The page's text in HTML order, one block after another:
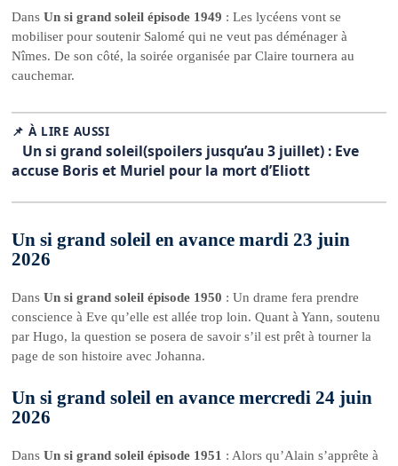
DansUn si grand soleil épisode 1949 : Les lycéens vont se
mobiliser pour soutenir Salomé qui ne veut pas déménager à
Nîmes. De son côté, la soirée organisée par Claire tournera au
cauchemar.
📌 À LIRE AUSSI
Un si grand soleil(spoilers jusqu’au 3 juillet) : Eve
accuse Boris et Muriel pour la mort d’Eliott
Un si grand soleil en avance mardi 23 juin
2026
DansUn si grand soleil épisode 1950 : Un drame fera prendre
conscience à Eve qu’elle est allée trop loin. Quant à Yann, soutenu
par Hugo, la question se posera de savoir s’il est prêt à tourner la
page de son histoire avec Johanna.
Un si grand soleil en avance mercredi 24 juin
2026
DansUn si grand soleil épisode 1951 : Alors qu’Alain s’apprête à